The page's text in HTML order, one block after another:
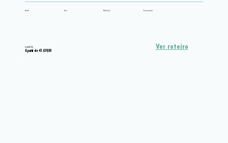
Ver roteiro
A partir de €1.439,00
A partir de
Hotel Tour Refeição Transportes